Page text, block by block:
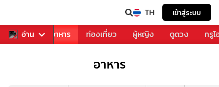
TH เข้าสู่ระบบ
อ่าน
การเพลง อาหาร ท่องเที่ยว ผู้หญิง ดูดวง ทรู
อาหาร